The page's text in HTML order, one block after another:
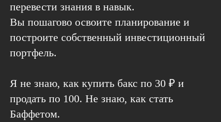
перевести знания в навык.
Вы пошагово освоите планирование и
построите собственный инвестиционный
портфель.
Я не знаю, как купить бакс по 30 ₽ и
продать по 100. Не знаю, как стать
Баффетом.